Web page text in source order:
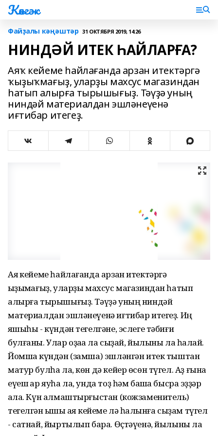
Көнгәк
Файҙалы кәңәштәр 31 ОКТЯБРЯ 2019, 14:26
НИНДӘЙ ИТЕК ҺАЙЛАРҒА?
Аяҡ кейеме һайлағанда арзан итектәргә
ҡыҙыҡмағыҙ, уларҙы махсус магазиндан
һатып алырға тырышығыҙ. Тәүҙә уның
ниндәй материалдан эшләнеүенә
иғтибар итегеҙ.
Аяҡ кейеме һайлағанда арзан итектәргә
ҡыҙыҡмағыҙ, уларҙы махсус магазиндан һатып
алырға тырышығыҙ. Тәүҙә уның ниндәй
материалдан эшләнеүенә иғтибар итегеҙ. Иң
яҡшыһы - күндән тегелгәне, эслеге тәбиғи
булғаны. Улар оҙаҡҡа ла сыҙай, йылыны ла һаҡлай.
Йомшаҡ күндән (замша) эшләнгән итек тыштан
матур булһа ла, көн дә кейер өсөн түгел. Аҙ ғына
еүеш ҡар яуһа ла, унда тоҙ һәм башҡа бысраҡ эҙҙәр
ҡала. Күн алмаштырғыстан (кожзаменитель)
тегелгән ҡышҡы аяҡ кейеме лә һалҡынға сыҙам түгел
- сатнай, йыртылып бара. Өҫтәүенә, йылыны ла